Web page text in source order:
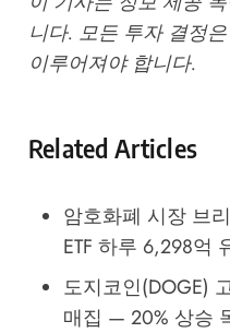
니다. 모든 투자 결정
이루어져야 합니다.
Related Articles
암호화폐 시장 브
ETF 하루 6,298억
도지코인(DOGE)
매집 — 20% 상승